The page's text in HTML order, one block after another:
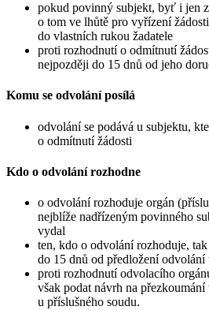
pokud povinný subjekt, byť i jen
o tom ve lhůtě pro vyřízení
do vlastních rukou žadatele
proti rozhodnutí o odmítnutí
nejpozději do 15 dnů od jeho
Komu se odvolání posílá
odvolání se podává u subjektu,
o odmítnutí žádosti
Kdo o odvolání rozhodne
o odvolání rozhoduje orgán
nejblíže nadřízeným povinného
vydal
ten, kdo o odvolání rozhoduje,
do 15 dnů od předložení
proti rozhodnutí odvolacího
však podat návrh na
u příslušného soudu.